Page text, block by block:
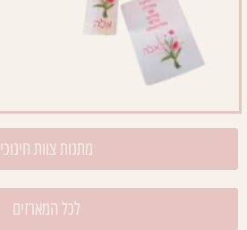
מתנות צוות חינוכי
לכל המארזים